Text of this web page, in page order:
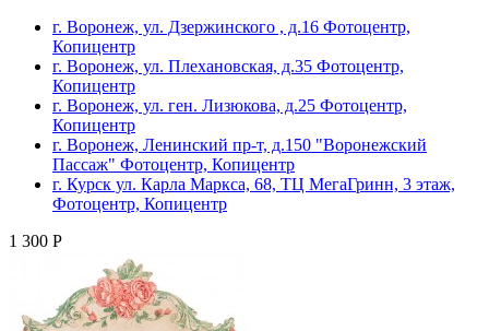
г. Воронеж, ул. Дзержинского , д.16 Фотоцентр,
Копицентр
г. Воронеж, ул. Плехановская, д.35 Фотоцентр,
Копицентр
г. Воронеж, ул. ген. Лизюкова, д.25 Фотоцентр,
Копицентр
г. Воронеж, Ленинский пр-т, д.150 "Воронежский
Пассаж" Фотоцентр, Копицентр
г. Курск ул. Карла Маркса, 68, ТЦ МегаГринн, 3 этаж,
Фотоцентр, Копицентр
1 300 Р